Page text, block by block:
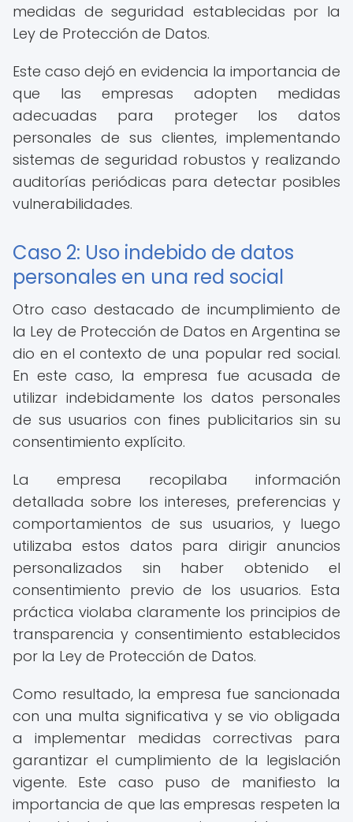
medidas de seguridad establecidas por la
Ley de Protección de Datos.
Este caso dejó en evidencia la importancia de
que las empresas adopten medidas
adecuadas para proteger los datos
personales de sus clientes, implementando
sistemas de seguridad robustos y realizando
auditorías periódicas para detectar posibles
vulnerabilidades.
Caso 2: Uso indebido de datos
personales en una red social
Otro caso destacado de incumplimiento de
la Ley de Protección de Datos en Argentina se
dio en el contexto de una popular red social.
En este caso, la empresa fue acusada de
utilizar indebidamente los datos personales
de sus usuarios con fines publicitarios sin su
consentimiento explícito.
La empresa recopilaba información
detallada sobre los intereses, preferencias y
comportamientos de sus usuarios, y luego
utilizaba estos datos para dirigir anuncios
personalizados sin haber obtenido el
consentimiento previo de los usuarios. Esta
práctica violaba claramente los principios de
transparencia y consentimiento establecidos
por la Ley de Protección de Datos.
Como resultado, la empresa fue sancionada
con una multa significativa y se vio obligada
a implementar medidas correctivas para
garantizar el cumplimiento de la legislación
vigente. Este caso puso de manifiesto la
importancia de que las empresas respeten la